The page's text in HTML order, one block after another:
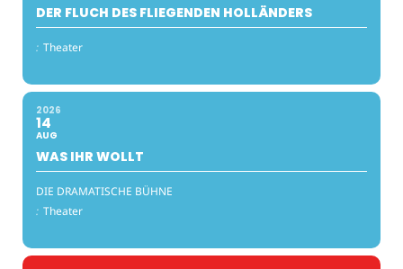
DER FLUCH DES FLIEGENDEN HOLLÄNDERS
: Theater
2026
14
AUG
WAS IHR WOLLT
DIE DRAMATISCHE BÜHNE
: Theater